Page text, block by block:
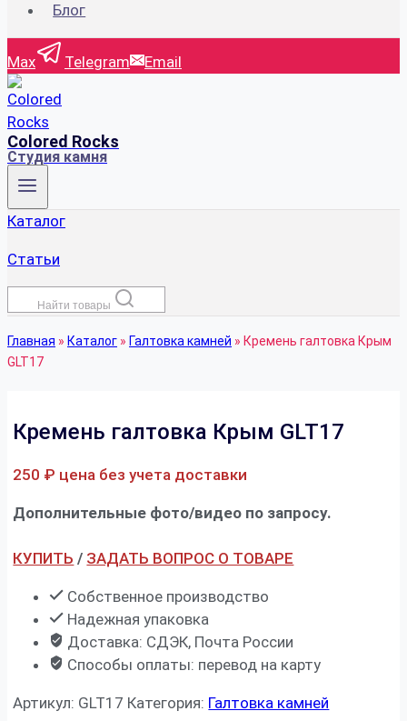
Блог
Max Telegram Email
Colored Rocks
Студия камня
Каталог
Статьи
Найти товары
Главная » Каталог » Галтовка камней » Кремень галтовка Крым
GLT17
Кремень галтовка Крым GLT17
250 ₽ цена без учета доставки
Дополнительные фото/видео по запросу.
КУПИТЬ / ЗАДАТЬ ВОПРОС О ТОВАРЕ
Собственное производство
Надежная упаковка
Доставка: СДЭК, Почта России
Способы оплаты: перевод на карту
Артикул: GLT17 Категория: Галтовка камней